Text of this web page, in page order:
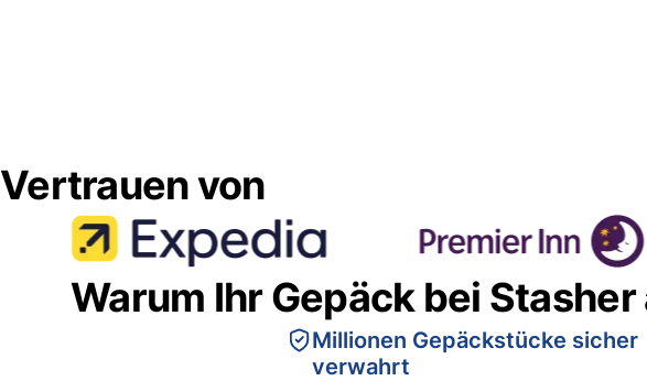
Vertrauen von
Warum Ihr Gepäck bei
Millionen Gepäckstücke sicher
verwahrt